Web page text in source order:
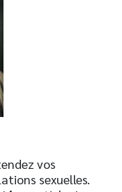
vos
sexuelles.